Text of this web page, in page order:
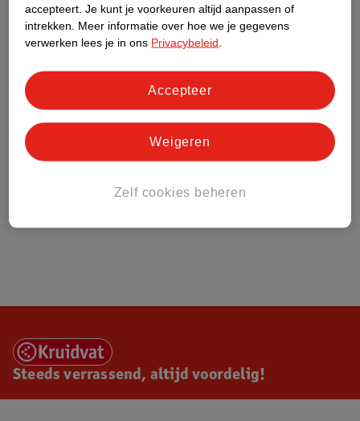
Over Kruidvat
Steeds verrassend, altijd voordelig!
accepteert. Je kunt je voorkeuren altijd aanpassen of
intrekken.
Meer informatie over hoe we je gegevens
verwerken lees je in ons Privacybeleid
Zelf cookies beheren
Weigeren
Accepteer